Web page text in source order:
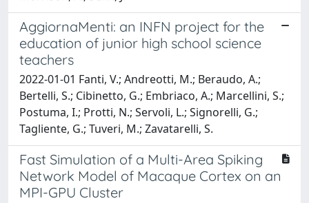
AggiornaMenti: an INFN project for the
education of junior high school science
teachers
2022-01-01 Fanti, V.; Andreotti, M.; Beraudo, A.;
Bertelli, S.; Cibinetto, G.; Embriaco, A.; Marcellini, S.;
Postuma, I.; Protti, N.; Servoli, L.; Signorelli, G.;
Tagliente, G.; Tuveri, M.; Zavatarelli, S.
Fast Simulation of a Multi-Area Spiking
Network Model of Macaque Cortex on an
MPI-GPU Cluster